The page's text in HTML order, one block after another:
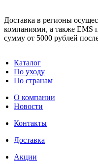
Доставка в регионы
компаниями, а также EMS
сумму от 5000 рублей
Каталог
По уходу
По странам
О компании
Новости
Контакты
Доставка
Акции